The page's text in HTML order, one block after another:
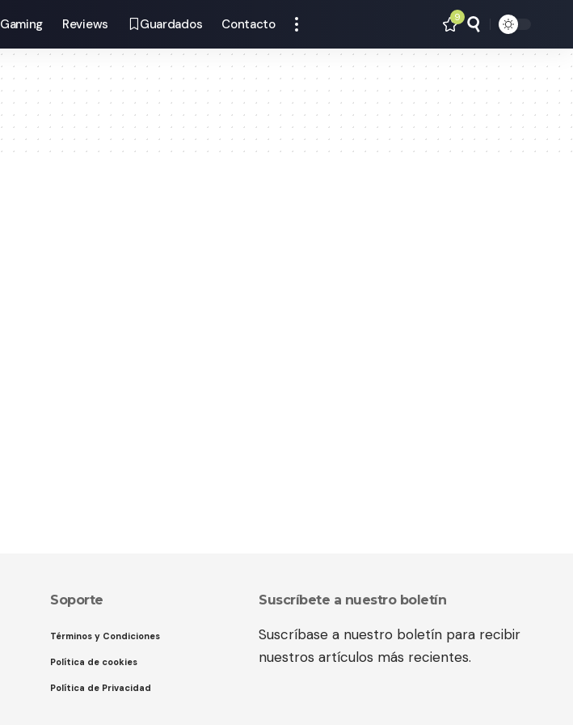
Gaming Reviews Guardados Contacto 9
Soporte
Términos y Condiciones
Política de cookies
Política de Privacidad
Suscríbete a nuestro boletín
Suscríbase a nuestro boletín para recibir
nuestros artículos más recientes.